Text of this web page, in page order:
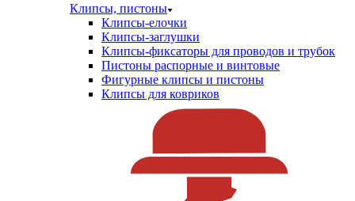
Клипсы, пистоны
Клипсы-елочки
Клипсы-заглушки
Клипсы-фиксаторы для проводов и трубок
Пистоны распорные и винтовые
Фигурные клипсы и пистоны
Клипсы для ковриков